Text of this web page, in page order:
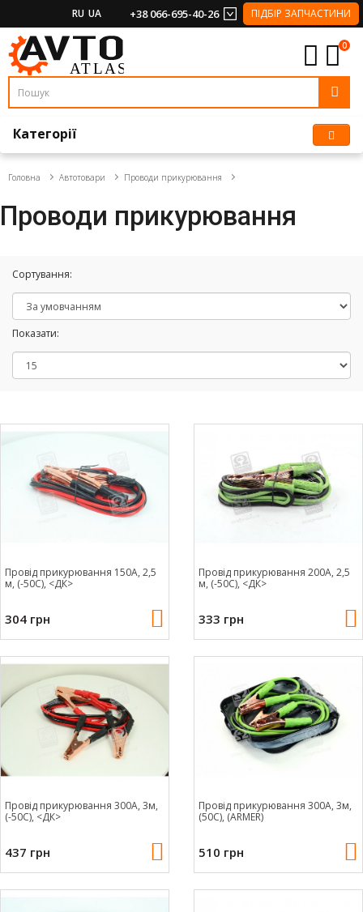
RU UA +38 066-695-40-26 ПІДБІР ЗАПЧАСТИНИ
0
Категорії
Головна Автотовари Проводи прикурювання
Проводи прикурювання
Сортування:
Показати:
Провід прикурювання 150А, 2,5
м, (-50С), <ДК>
304 грн
Провід прикурювання 200А, 2,5
м, (-50С), <ДК>
333 грн
Провід прикурювання 300А, 3м,
(-50С), <ДК>
437 грн
Провід прикурювання 300А, 3м,
(50С), (ARMER)
510 грн